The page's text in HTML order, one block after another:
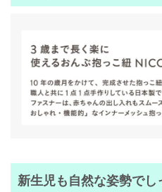
新生児も自然な姿勢でし